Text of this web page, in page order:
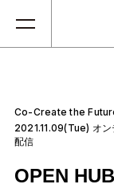
Co-Create the
2021.11.09(Tue) オン
配信
OPEN